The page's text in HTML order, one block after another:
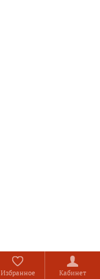
Избранное Кабинет